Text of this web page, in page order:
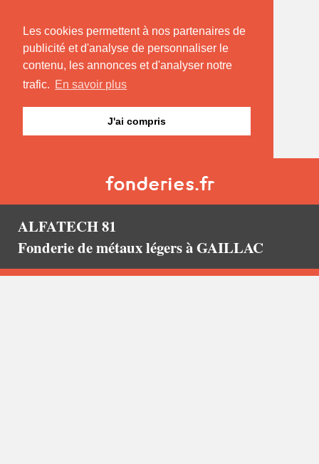
Les cookies permettent à nos partenaires de
publicité et d'analyse de personnaliser le
contenu, les annonces et d'analyser notre
trafic. En savoir plus
J'ai compris
ALFATECH 81
Fonderie de métaux légers à GAILLAC